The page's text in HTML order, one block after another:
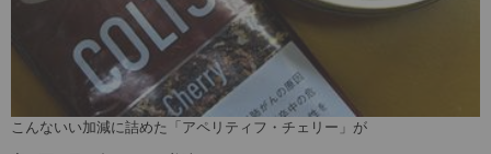
こんないい加減に詰めた「アペリティフ・チェリー」が